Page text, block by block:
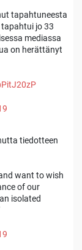
tapahtuneesta
tapahtui jo 33
mediassa
on herättänyt
tiedotteen
want to wish
of our
isolated